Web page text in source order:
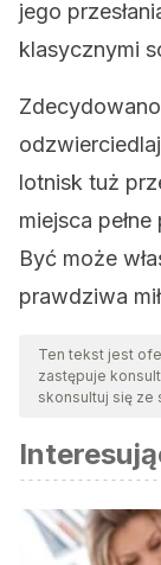
jego
klasycznymi
lotnisk tuż
miejsca
Być może
prawdziwa
Ten tekst jest
zastępuje
skonsultuj się ze